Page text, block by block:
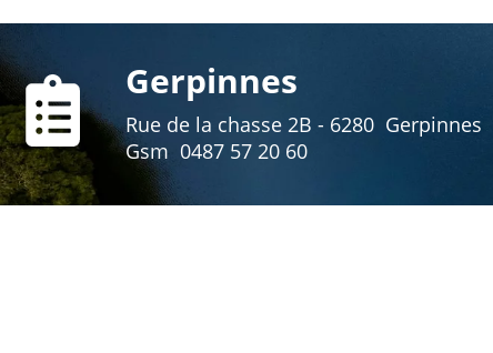
Gerpinnes
Rue de la chasse 2B - 6280 Gerpinnes
Gsm 0487 57 20 60